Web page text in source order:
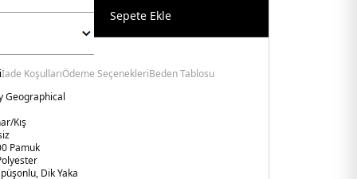
Sepete Ekle
İade KoşullarıÖdeme SeçenekleriBeden Tablosu
Geographical
Kış
Pamuk
Dik Yaka